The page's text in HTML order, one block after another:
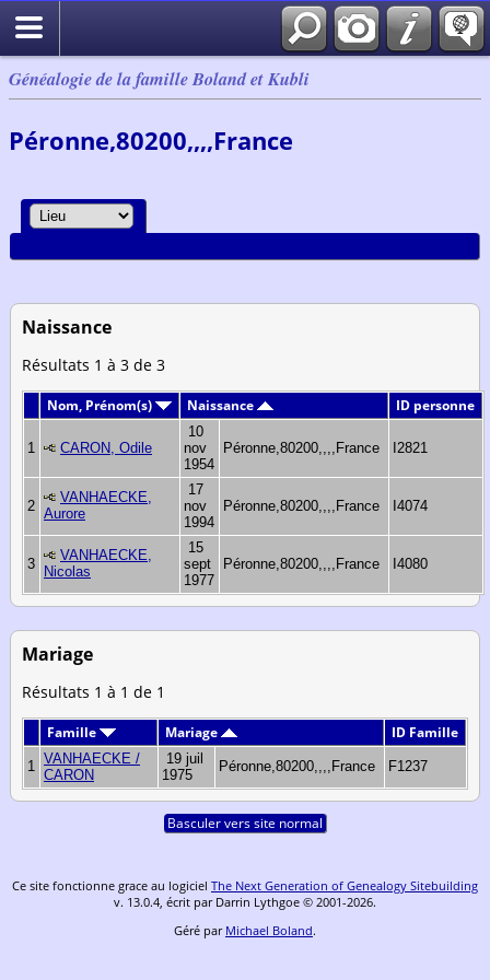
Généalogie de la famille Boland et Kubli
Péronne,80200,,,,France
Naissance
Résultats 1 à 3 de 3
Nom, Prénom(s) Naissance ID personne
1 CARON, Odile
10
nov
1954
Péronne,80200,,,,France I2821
2
VANHAECKE,
Aurore
17
nov
1994
Péronne,80200,,,,France I4074
3
VANHAECKE,
Nicolas
15
sept
1977
Péronne,80200,,,,France I4080
Mariage
Résultats 1 à 1 de 1
Famille Mariage ID Famille
1
VANHAECKE /
CARON
19 juil
1975
Péronne,80200,,,,France F1237
Basculer vers site normal
Ce site fonctionne grace au logiciel The Next Generation of Genealogy Sitebuilding
v. 13.0.4, écrit par Darrin Lythgoe © 2001-2026.
Géré par Michael Boland.